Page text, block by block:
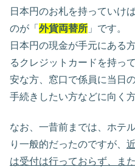
日本円のお札を持っていけ
のが「 外貨両替所 」です。
日本円の現金が手元にある
るクレジットカードを持っ
安な方、窓口で係員に当日
手続きしたい方などに向く方
なお、一昔前までは、ホテ
り一般的だったのですが、
は受付は行っておらず、また